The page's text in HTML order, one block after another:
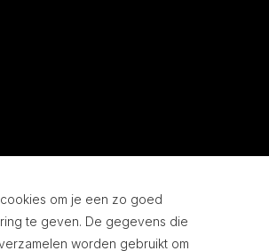
om je een zo goed
te geven. De gegevens die
worden gebruikt om